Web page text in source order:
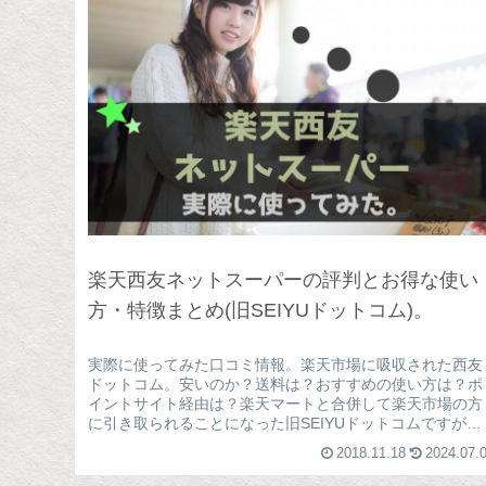
楽天西友ネットスーパーの評判とお得な使い
方・特徴まとめ(旧SEIYUドットコム)。
実際に使ってみた口コミ情報。楽天市場に吸収された西友
ドットコム。安いのか？送料は？おすすめの使い方は？ポ
イントサイト経由は？楽天マートと合併して楽天市場の方
に引き取られることになった旧SEIYUドットコムですが、
2018.11.18